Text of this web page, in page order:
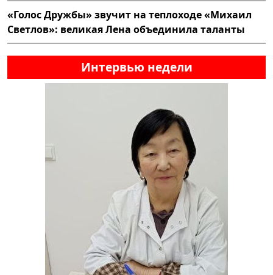
«Голос Дружбы» звучит на теплоходе «Михаил
Светлов»: великая Лена объединила таланты
Интервью недели